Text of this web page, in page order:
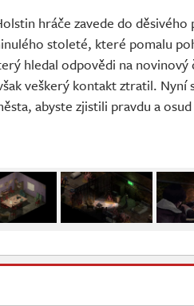
hráče zavede do
stoleté, které pomalu
hledal odpovědi na
veškerý kontakt ztratil.
abyste zjistili pravdu a